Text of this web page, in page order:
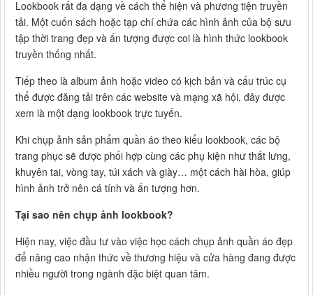
Lookbook rất đa dạng về cách thể hiện và phương tiện truyền
tải. Một cuốn sách hoặc tạp chí chứa các hình ảnh của bộ sưu
tập thời trang đẹp và ấn tượng được coi là hình thức lookbook
truyền thống nhất.
Tiếp theo là album ảnh hoặc video có kịch bản và cấu trúc cụ
thể được đăng tải trên các website và mạng xã hội, đây được
xem là một dạng lookbook trực tuyến.
Khi chụp ảnh sản phẩm quần áo theo kiểu lookbook, các bộ
trang phục sẽ được phối hợp cùng các phụ kiện như thắt lưng,
khuyên tai, vòng tay, túi xách và giày… một cách hài hòa, giúp
hình ảnh trở nên cá tính và ấn tượng hơn.
Tại sao nên chụp ảnh lookbook?
Hiện nay, việc đầu tư vào việc học cách chụp ảnh quần áo đẹp
để nâng cao nhận thức về thương hiệu và cửa hàng đang được
nhiều người trong ngành đặc biệt quan tâm.